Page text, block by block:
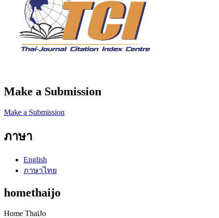
Make a Submission
Make a Submission
ภาษา
English
ภาษาไทย
homethaijo
Home ThaiJo